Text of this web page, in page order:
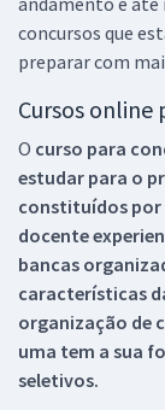
concursos que
preparar com
Cursos online
O curso para
estudar para o
constituídos por
docente
bancas
características
organização de
uma tem a sua
seletivos.